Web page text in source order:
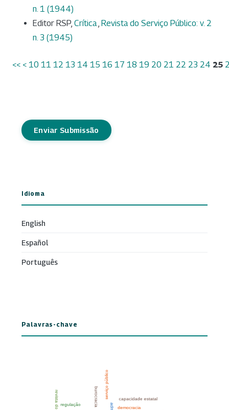
n. 1 (1944)
Editor RSP, Crítica Revista do Serviço Público: v. 2
n. 3 (1945)
<< < 10 11 12 13 14 15 16 17 18 19 20 21 22 23 24 25
Enviar Submissão
Idioma
English
Español
Português
Palavras-chave